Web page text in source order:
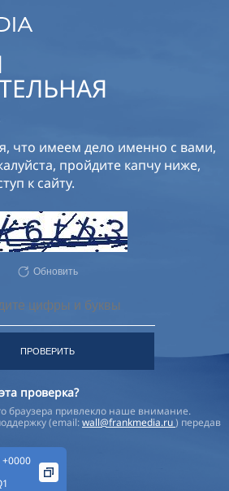
что имеем дело именно с вами,
пройдите капчу ниже,
к сайту.
Обновить
ПРОВЕРИТЬ
проверка?
браузера привлекло наше внимание.
(email:wall@frankmedia.ru) передав